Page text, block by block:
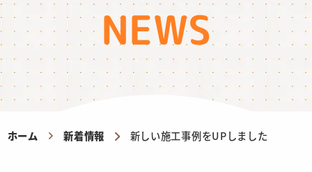
NEWS
ホーム 新着情報 新しい施工事例をUPしました